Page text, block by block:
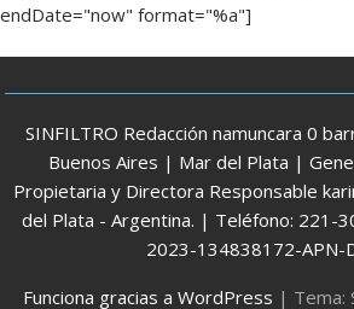
endDate="now" format="%a"]
SINFILTRO Redacción namuncara 0
Buenos Aires | Mar del Plata |
Propietaria y Directora Responsable
del Plata - Argentina. | Teléfono: 221-
2023-134838172-APN-
Funciona gracias a WordPress | Tema: